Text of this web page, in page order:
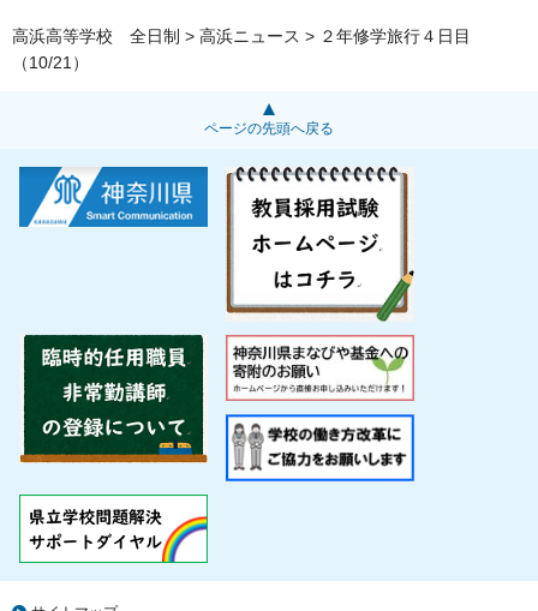
高浜高等学校 全日制 > 高浜ニュース > ２年修学旅行４日目
（10/21）
ページの先頭へ戻る